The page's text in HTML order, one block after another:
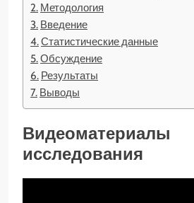
Методология
Введение
Статистические данные
Обсуждение
Результаты
Выводы
Видеоматериалы
исследования